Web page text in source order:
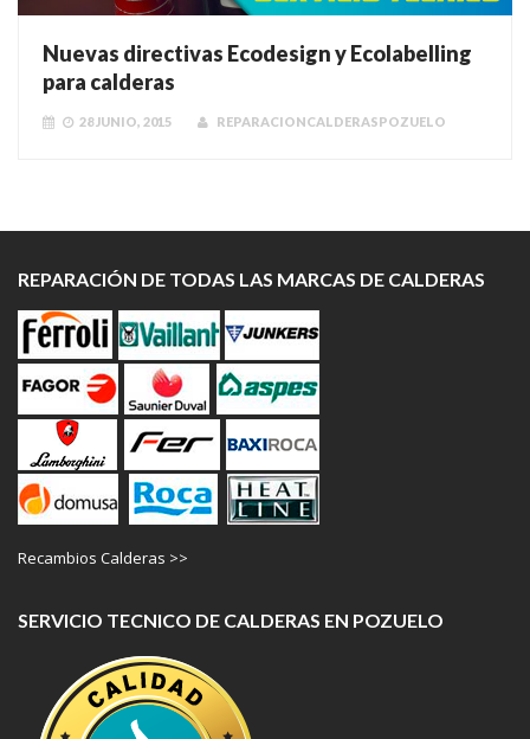
Nuevas directivas Ecodesign y Ecolabelling
para calderas
28 JUNIO, 2015 REPARACIONCALDERASPOZUELO
REPARACIÓN DE TODAS LAS MARCAS DE CALDERAS
Recambios Calderas >>
SERVICIO TECNICO DE CALDERAS EN POZUELO